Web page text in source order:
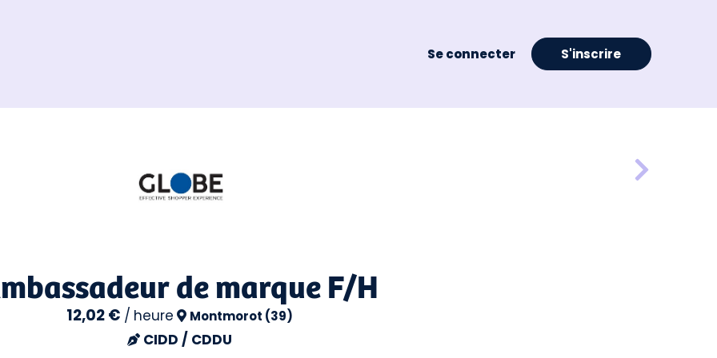
Se connecter S'inscrire
de marque F/H
12,02 € / heure Montmorot (39)
CIDD / CDDU